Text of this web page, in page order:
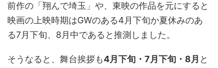
前作の「翔んで埼玉」や、東映の作品を元にすると
映画の上映時期はGWのある4月下旬か夏休みのあ
る7月下旬、8月中であると推測しました。
そうなると、舞台挨拶も4月下旬・7月下旬・8月 と